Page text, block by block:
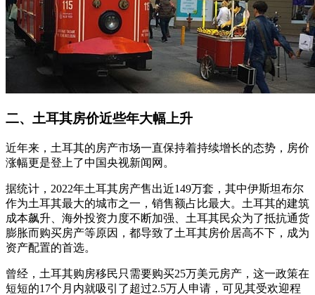
二、土耳其房价近些年大幅上升
近年来，土耳其的房产市场一直保持着持续增长的态势，房价
涨幅更是登上了中国央视新闻网。
据统计，2022年土耳其房产售出近149万套，其中伊斯坦布尔
作为土耳其最大的城市之一，销售额占比最大。土耳其的建筑
成本飙升、海外投资力度不断加强、土耳其民众为了抵抗通货
膨胀而购买房产等原因，都导致了土耳其房价居高不下，成为
资产配置的首选。
曾经，土耳其购房移民只需要购买25万美元房产，这一政策在
短短的17个月内就吸引了超过2.5万人申请，可见其受欢迎程